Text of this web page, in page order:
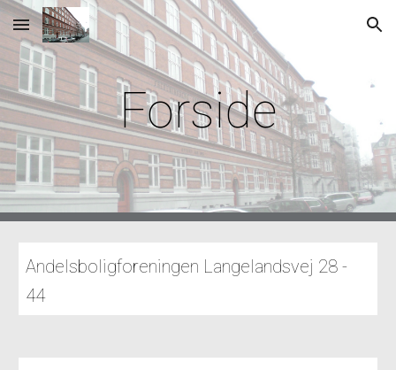
Skip to main content Skip to navigation
Forside
Andelsboligforeningen Langelandsvej 28 -
44